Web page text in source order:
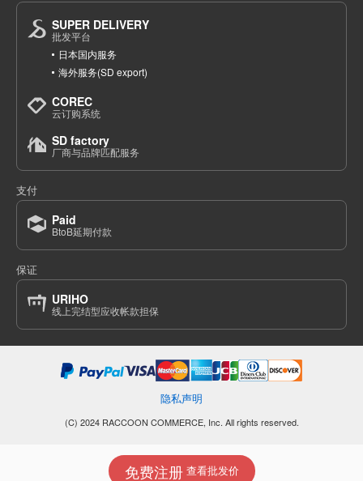
免费注册查看批发价
SUPER DELIVERY
批发平台
日本国内服务
海外服务(SD export)
COREC
云订购系统
SD factory
厂商与品牌匹配服务
支付
Paid
BtoB延期付款
保证
URIHO
线上完结型应收帐款担保
隐私声明
(C) 2024 RACCOON COMMERCE, Inc. All rights reserved.